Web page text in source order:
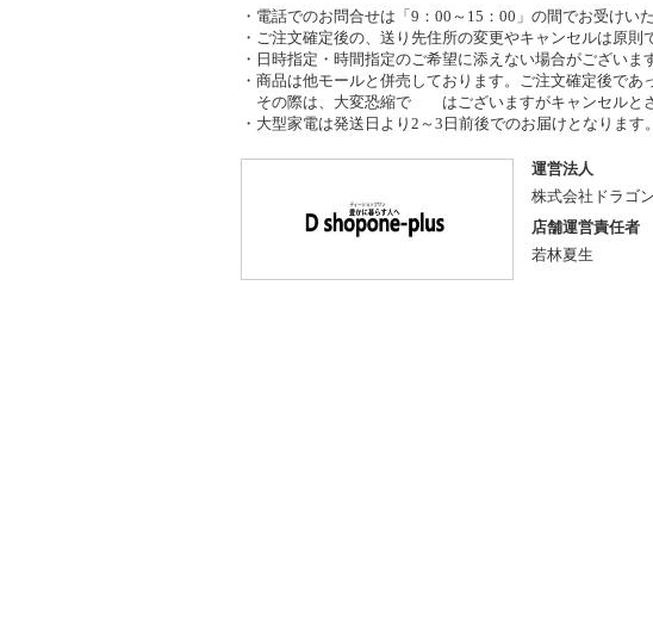
・電話でのお問合せは「9：00～15：00」の間でお受けいた
・ご注文確定後の、送り先住所の変更やキャンセルは原則
・日時指定・時間指定のご希望に添えない場合がございま
・商品は他モールと併売しております。ご注文確定後であ
その際は、大変恐縮で はございますがキャンセルとさ
・大型家電は発送日より2～3日前後でのお届けとなります。
運営法人
株式会社ドラゴ
店舗運営責任者
若林夏生